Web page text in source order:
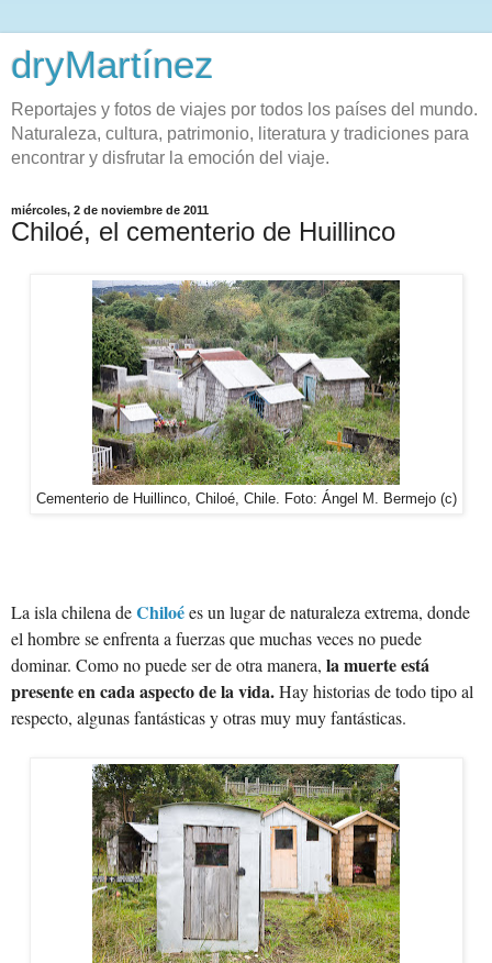
dryMartínez
Reportajes y fotos de viajes por todos los países del mundo.
Naturaleza, cultura, patrimonio, literatura y tradiciones para
encontrar y disfrutar la emoción del viaje.
miércoles, 2 de noviembre de 2011
Chiloé, el cementerio de Huillinco
Cementerio de Huillinco, Chiloé, Chile. Foto: Ángel M. Bermejo (c)
La isla chilena deChiloées un lugar de naturaleza extrema, donde
el hombre se enfrenta a fuerzas que muchas veces no puede
dominar. Como no puede ser de otra manera, la muerte está
presente en cada aspecto de la vida.Hay historias de todo tipo al
respecto, algunas fantásticas y otras muy muy fantásticas.